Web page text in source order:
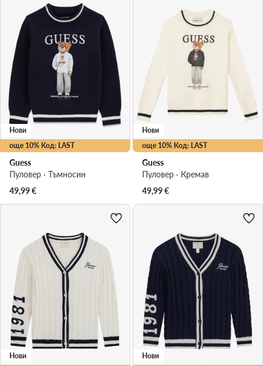
още 10% Код: LAST
Нови
Guess
Пуловер · Тъмносин
49,99€
още 10% Код: LAST
Нови
Guess
Пуловер · Кремав
49,99€
Нови Нови